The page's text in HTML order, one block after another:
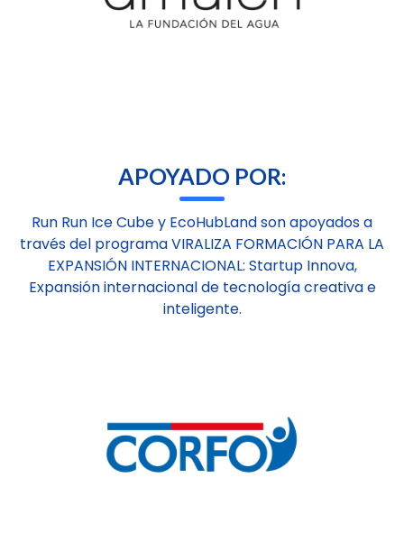
APOYADO POR:
Run Run Ice Cube y EcoHubLand son apoyados a
través del programa VIRALIZA FORMACIÓN PARA LA
EXPANSIÓN INTERNACIONAL: Startup Innova,
Expansión internacional de tecnología creativa e
inteligente.